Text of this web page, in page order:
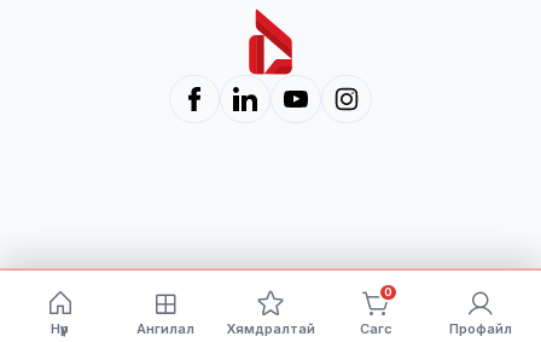
Нүүр Ангилал Хямдралтай
0
Сагс Профайл